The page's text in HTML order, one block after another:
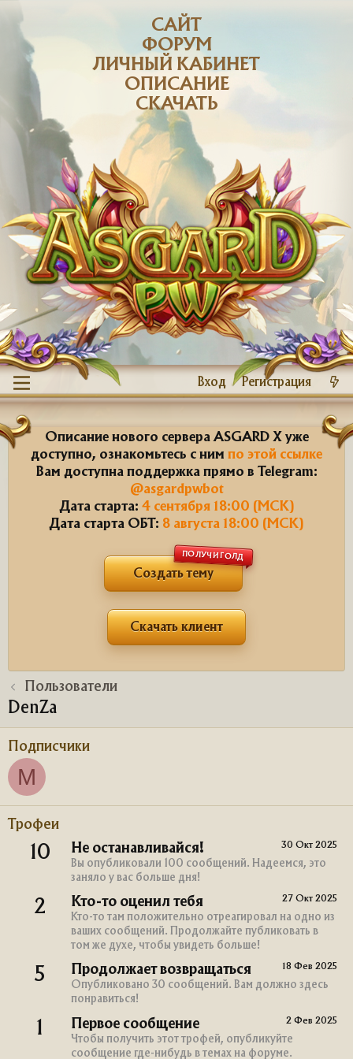
САЙТ
ФОРУМ
ЛИЧНЫЙ КАБИНЕТ
ОПИСАНИЕ
СКАЧАТЬ
Вход Регистрация
Описание нового сервера ASGARD X уже
доступно, ознакомьтесь с ним по этой ссылке
Вам доступна поддержка прямо в Telegram:
@asgardpwbot
Дата старта: 4 сентября 18:00 (МСК)
Дата старта ОБТ: 8 августа 18:00 (МСК)
Создать тему
ПОЛУЧИ ГОЛД
Скачать клиент
Пользователи
DenZa
Подписчики
M
Трофеи
10 30 Окт 2025
Не останавливайся!
Вы опубликовали 100 сообщений. Надеемся, это
заняло у вас больше дня!
2 27 Окт 2025
Кто-то оценил тебя
Кто-то там положительно отреагировал на одно из
ваших сообщений. Продолжайте публиковать в
том же духе, чтобы увидеть больше!
5 18 Фев 2025
Продолжает возвращаться
Опубликовано 30 сообщений. Вам должно здесь
понравиться!
1 2 Фев 2025
Первое сообщение
Чтобы получить этот трофей, опубликуйте
сообщение где-нибудь в темах на форуме.